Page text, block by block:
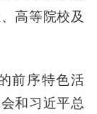
高等院校及
前序特色活
和习近平总